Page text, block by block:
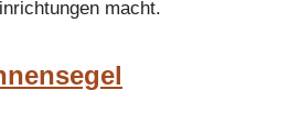
macht.